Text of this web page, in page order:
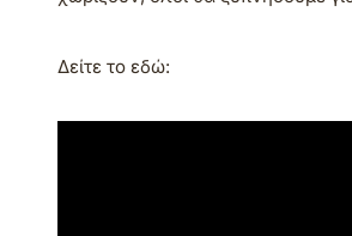
Δείτε το εδώ: